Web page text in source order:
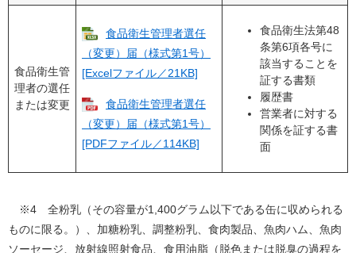
食品衛生管
理者の選任
または変更
食品衛生管理者選任
（変更）届（様式第1号）
[Excelファイル／21KB]
食品衛生管理者選任
（変更）届（様式第1号）
[PDFファイル／114KB]
食品衛生法第48
条第6項各号に
該当することを
証する書類
履歴書
営業者に対する
関係を証する書
面
※4 全粉乳（その容量が1,400グラム以下である缶に収められる
ものに限る。）、加糖粉乳、調整粉乳、食肉製品、魚肉ハム、魚肉
ソーセージ、放射線照射食品、食用油脂（脱色または脱臭の過程を